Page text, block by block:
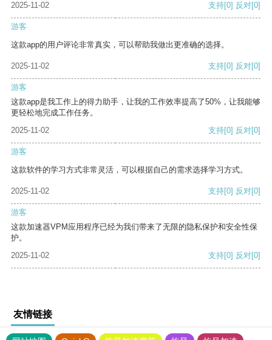
2025-11-02 支持[0] 反对[0]
游客
这款app的用户评论非常真实，可以帮助我做出更准确的选择。
2025-11-02 支持[0] 反对[0]
游客
这款app是我工作上的得力助手，让我的工作效率提高了50%，让我能够
更轻松地完成工作任务。
2025-11-02
支持[0] 反对[0]
游客
这款软件的学习方式非常灵活，可以根据自己的需求选择学习方式。
2025-11-02 支持[0] 反对[0]
游客
这款加速器VPM应用程序已经为我们带来了无限的隐私保护和安全性保
护。
2025-11-02
支持[0] 反对[0]
友情链接